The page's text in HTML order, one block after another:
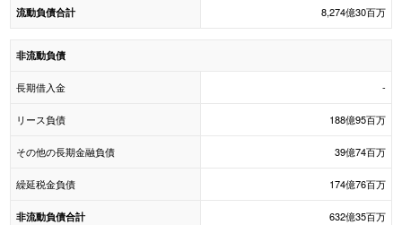
流動負債合計 8,274億30百万
非流動負債
長期借入金 -
リース負債 188億95百万
その他の長期金融負債 39億74百万
繰延税金負債 174億76百万
非流動負債合計 632億35百万